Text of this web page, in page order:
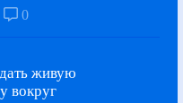
0
живую
вокруг